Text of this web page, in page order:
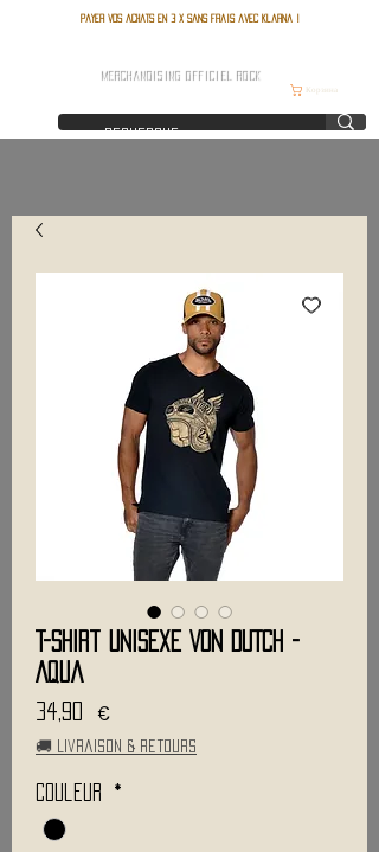
Payer vos achats en 3 x sans frais avec Klarna !
Корзина
MERCHANDISING OFFICIEL ROCK
T-Shirt Unisexe VON DUTCH -
Aqua
34,90 €
🚚 Livraison & retours
Couleur *